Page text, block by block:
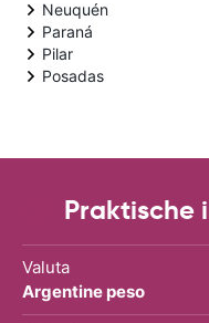
Neuquén
Paraná
Pilar
Posadas
Praktische
Valuta
Argentine peso